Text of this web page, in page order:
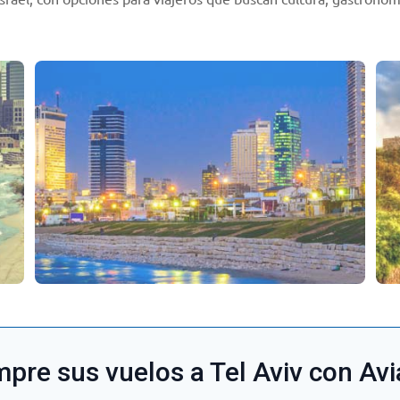
sus vuelos a Tel Aviv con